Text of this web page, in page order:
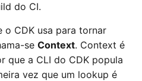
do CI.
o CDK usa para tornar
se Context. Context é
que a CLI do CDK popula
vez que um lookup é